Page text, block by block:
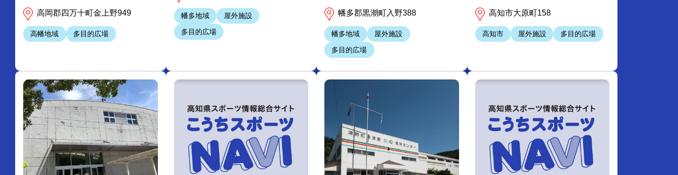
高岡郡四万十町金上野949
高幡地域 多目的広場
幡多地域
屋外施設
多目的広場
幡多郡黒潮町入野388
幡多地域
屋外施設
多目的広場
高知市大原町158
高知市 屋外施設 多目的広場